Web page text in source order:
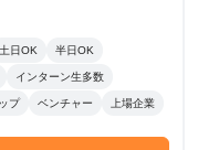
土日OK 半日OK
インターン生多数
プ ベンチャー 上場企業